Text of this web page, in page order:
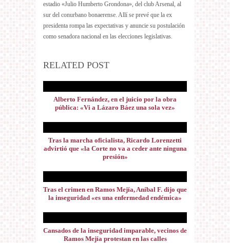
estadio «Julio Humberto Grondona», del club Arsenal, al
sur del conurbano bonaerense. Allí se prevé que la ex
presidenta rompa las expectativas y anuncie su postulación
como senadora nacional en las elecciones legislativas.
RELATED POST
Alberto Fernández, en el juicio por la obra
pública: «Vi a Lázaro Báez una sola vez»
Tras la marcha oficialista, Ricardo Lorenzetti
advirtió que «la Corte no va a ceder ante ninguna
presión»
Tras el crimen en Ramos Mejía, Aníbal F. dijo que
la inseguridad «es una enfermedad endémica»
Cansados de la inseguridad imparable, vecinos de
Ramos Mejía protestan en las calles